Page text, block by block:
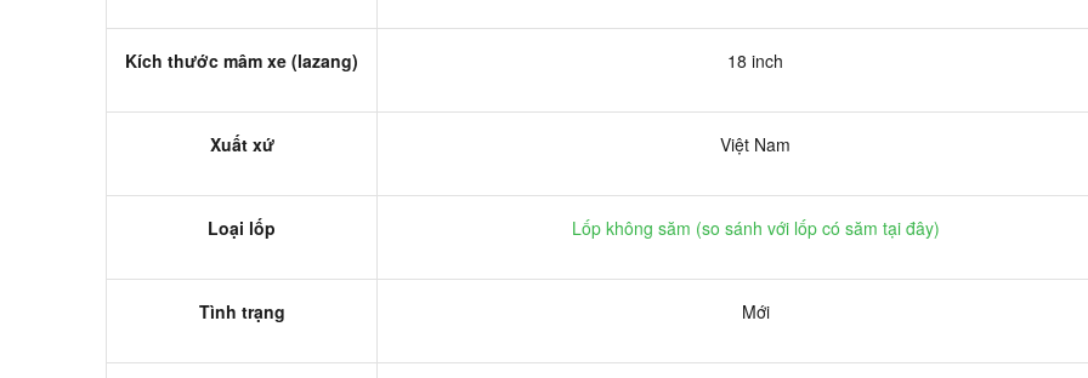
Kích thước mâm xe (lazang) 18 inch
Xuất xứ Việt Nam
Loại lốp Lốp không săm (so sánh với lốp có săm tại đây)
Tình trạng Mới